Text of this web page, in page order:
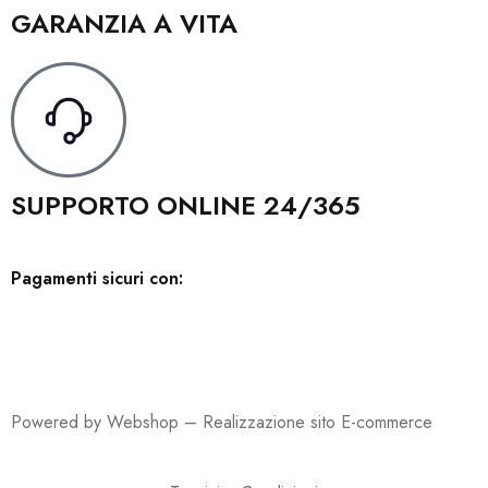
GARANZIA A VITA
SUPPORTO ONLINE 24/365
Pagamenti sicuri con:
Powered by Webshop – Realizzazione sito E-commerce